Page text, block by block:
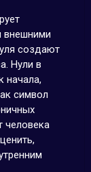
внешними
создают
Нули в
начала,
символ
человека